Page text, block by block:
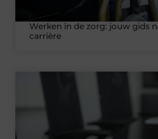
Werken in de zorg: jouw gids
carrière